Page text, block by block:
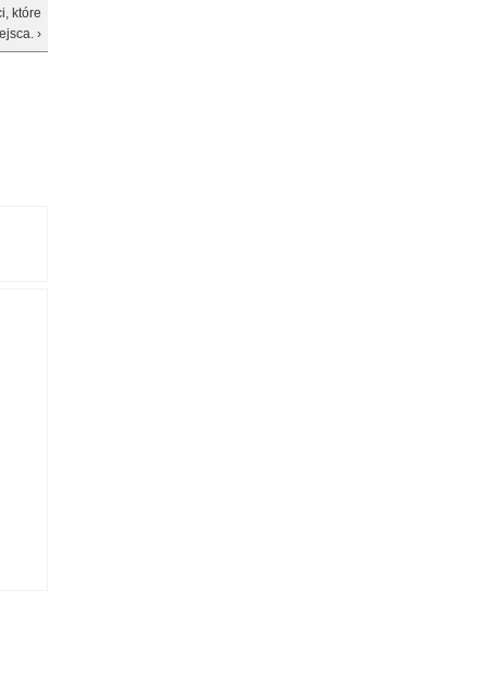
które
›